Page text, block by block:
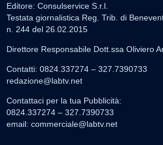
Editore: Consulservice S.r.l.
Testata giornalistica Reg. Trib. di
n. 244 del 26.02.2015
Direttore Responsabile Dott.ssa Oliviero
Contatti: 0824.337274 – 327.7390733
redazione@labtv.net
Contattaci per la tua Pubblicità:
0824.337274 – 327.7390733
email: commerciale@labtv.net